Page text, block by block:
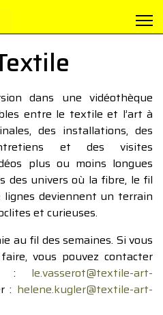
dans une vidéothèque
entre le textile et l’art à
des installations, des
et des visites
plus ou moins longues
des univers où la fibre, le fil
deviennent un terrain
et curieuses.
au fil des semaines. Si vous
vous pouvez contacter
: le.vasserot@textile-art-
: helene.kugler@textile-art-